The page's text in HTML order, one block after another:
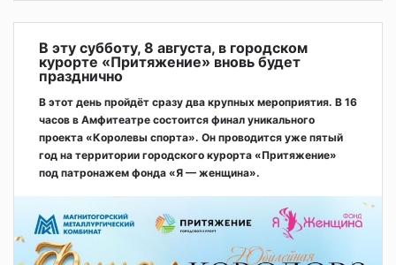
В эту субботу, 8 августа, в городском
курорте «Притяжение» вновь будет
празднично
В этот день пройдёт сразу два крупных мероприятия. В 16
часов в Амфитеатре состоится финал уникального
проекта «Королевы спорта». Он проводится уже пятый
год на территории городского курорта «Притяжение»
под патронажем фонда «Я — женщина».